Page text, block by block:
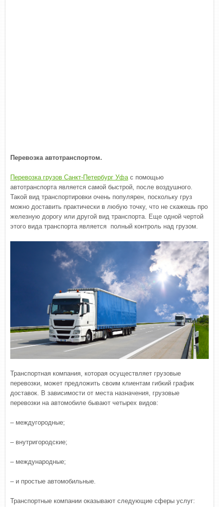
Перевозка автотранспортом.
Перевозка грузов Санкт-Петербург Уфа с помощью
автотранспорта является самой быстрой, после воздушного.
Такой вид транспортировки очень популярен, поскольку груз
можно доставить практически в любую точку, что не скажешь про
железную дорогу или другой вид транспорта. Еще одной чертой
этого вида транспорта является полный контроль над грузом.
Транспортная компания, которая осуществляет грузовые
перевозки, может предложить своим клиентам гибкий график
доставок. В зависимости от места назначения, грузовые
перевозки на автомобиле бывают четырех видов:
– междугородные;
– внутригородские;
– международные;
– и простые автомобильные.
Транспортные компании оказывают следующие сферы услуг: